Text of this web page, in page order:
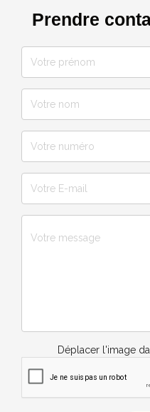
Prendre
Déplacer l'image